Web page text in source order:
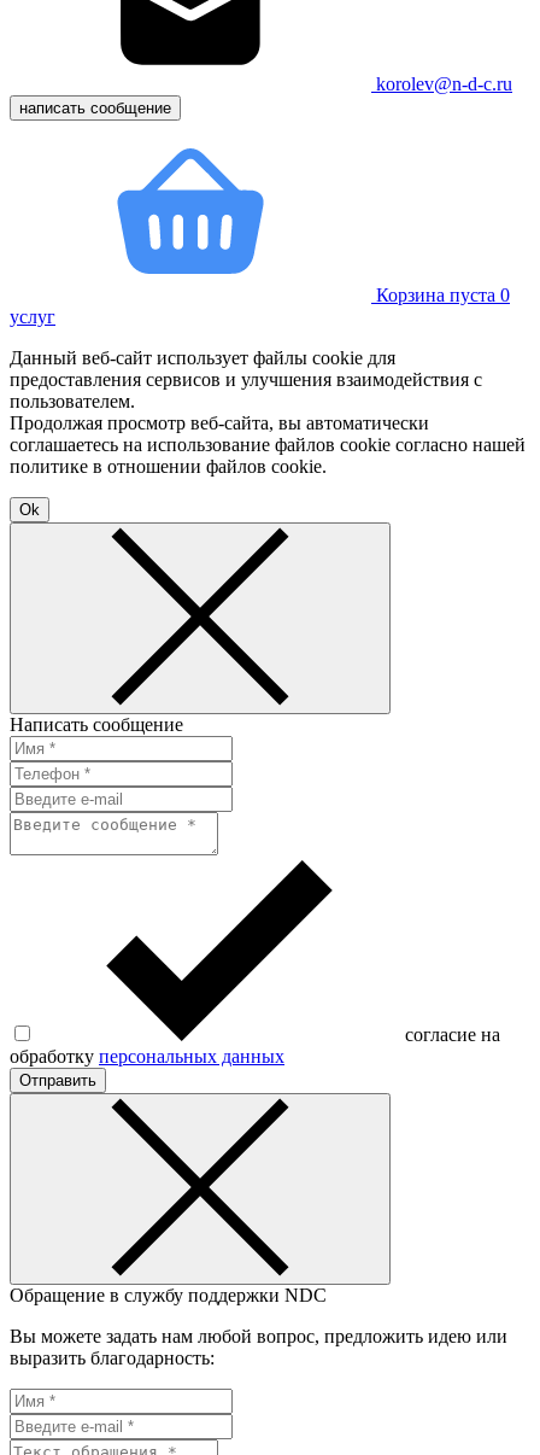
korolev@n-d-c.ru
написать сообщение
Корзина пуста 0
услуг
Данный веб-сайт использует файлы cookie для
предоставления сервисов и улучшения взаимодействия с
пользователем.
Продолжая просмотр веб-сайта, вы автоматически
соглашаетесь на использование файлов cookie согласно нашей
политике в отношении файлов cookie.
Ok
Написать сообщение
согласие на
обработку персональных данных
Отправить
Обращение в службу поддержки NDC
Вы можете задать нам любой вопрос, предложить идею или
выразить благодарность: